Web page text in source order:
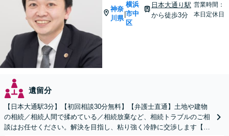
神奈
川県
|
横浜
市中
区
日本大通り駅
から徒歩3分
営業時間：
本日定休日
遺留分
【日本大通駅3分】【初回相談30分無料】【弁護士直通】土地や建物
の相続／相続人間で揉めている／相続放棄など、相続トラブルのご相
談はお任せください。解決を目指し、粘り強く冷静に交渉します【当